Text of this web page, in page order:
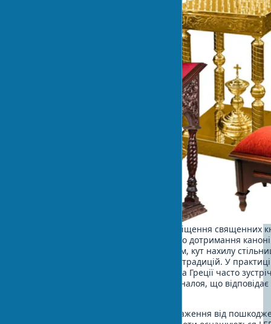
Аналой дерев’яний служить для розміщення священних
Виготовлення аналоя вимагає точного дотримання
розмірів. Висота становить 100-110 см, кут нахилу
градусів відповідно до православних традицій. У
приватними замовниками в Україні та Греції часто
потреба в індивідуальному дизайні аналоя, що
Кіот для ікон захищає священні зображення від